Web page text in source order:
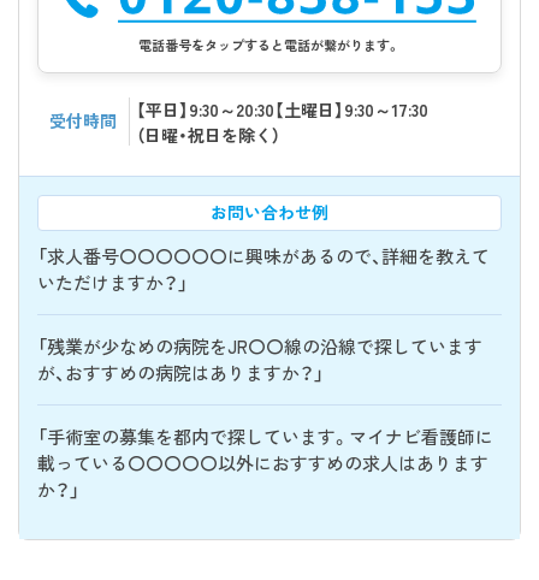
電話番号をタップすると電話が繋がります。
受付時間
【平日】9:30～20:30【土曜日】9:30～17:30
（日曜・祝日を除く）
お問い合わせ例
「求人番号〇〇〇〇〇〇に興味があるので、詳細を教えて
いただけますか？」
「残業が少なめの病院をJR〇〇線の沿線で探しています
が、おすすめの病院はありますか？」
「手術室の募集を都内で探しています。マイナビ看護師に
載っている〇〇〇〇〇以外におすすめの求人はあります
か？」